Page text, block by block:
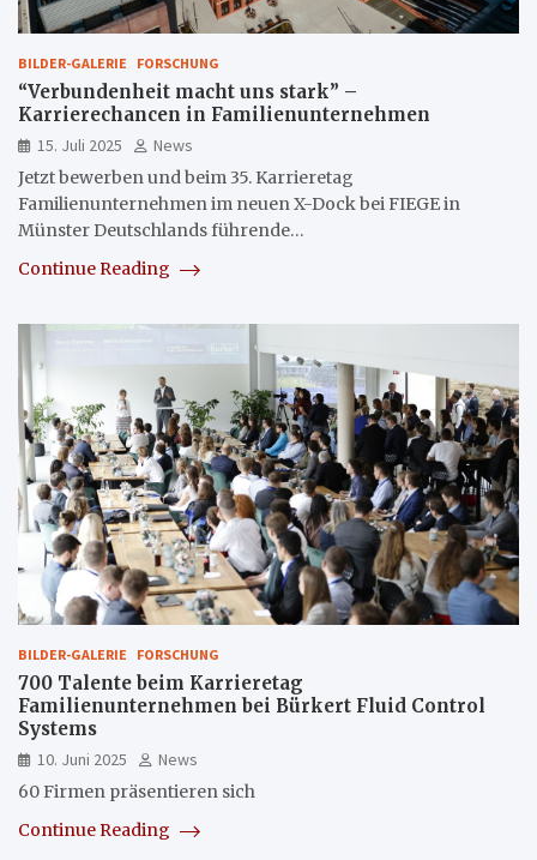
BILDER-GALERIE FORSCHUNG
“Verbundenheit macht uns stark” –
Karrierechancen in Familienunternehmen
15. Juli 2025
News
Jetzt bewerben und beim 35. Karrieretag
Familienunternehmen im neuen X-Dock bei FIEGE in
Münster Deutschlands führende…
Continue Reading
BILDER-GALERIE FORSCHUNG
700 Talente beim Karrieretag
Familienunternehmen bei Bürkert Fluid Control
Systems
10. Juni 2025
News
60 Firmen präsentieren sich
Continue Reading